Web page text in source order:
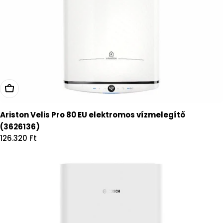
Kosárba
Ariston Velis Pro 80 EU elektromos vízmelegítő
(3626136)
Regular
126.320 Ft